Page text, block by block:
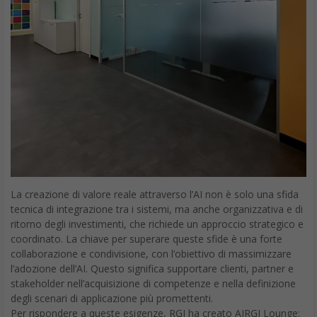
La creazione di valore reale attraverso l’AI non è solo una sfida
coordinato. La chiave per superare queste sfide è una forte
collaborazione e condivisione, con l’obiettivo di massimizzare
l’adozione dell’AI. Questo significa supportare clienti, partner e
stakeholder nell’acquisizione di competenze e nella definizione
degli scenari di applicazione più promettenti.
Per rispondere a queste esigenze, RGI ha creato AIRGI Lounge:
un hub di co-innovazione dove le compagnie assicurative
possono esplorare e sviluppare la prossima generazione di
soluzioni. I partecipanti non sono solo osservatori, ma
protagonisti attivi nell’evoluzione del settore assicurativo,